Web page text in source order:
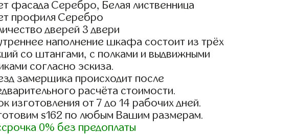
фасада Серебро, Белая лиственница
профиля Серебро
дверей 3 двери
наполнение шкафа состоит из трёх
со штангами, с полками и выдвижными
согласно эскиза.
замерщика происходит после
расчёта стоимости.
изготовления от 7 до 14 рабочих дней.
s162 по любым Вашим размерам.
0% без предоплаты